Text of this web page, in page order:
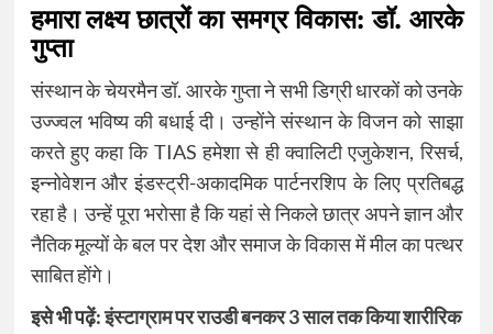
हमारा लक्ष्य छात्रों का समग्र विकास: डॉ. आरके
गुप्ता
संस्थान के चेयरमैन डॉ. आरके गुप्ता ने सभी डिग्री धारकों को उनके
उज्ज्वल भविष्य की बधाई दी। उन्होंने संस्थान के विजन को साझा
करते हुए कहा कि TIAS हमेशा से ही क्वालिटी एजुकेशन, रिसर्च,
इन्नोवेशन और इंडस्ट्री-अकादमिक पार्टनरशिप के लिए प्रतिबद्ध
रहा है। उन्हें पूरा भरोसा है कि यहां से निकले छात्र अपने ज्ञान और
नैतिक मूल्यों के बल पर देश और समाज के विकास में मील का पत्थर
साबित होंगे।
इसे भी पढ़ें:इंस्टाग्राम पर राउडी बनकर 3 साल तक किया शारीरिक